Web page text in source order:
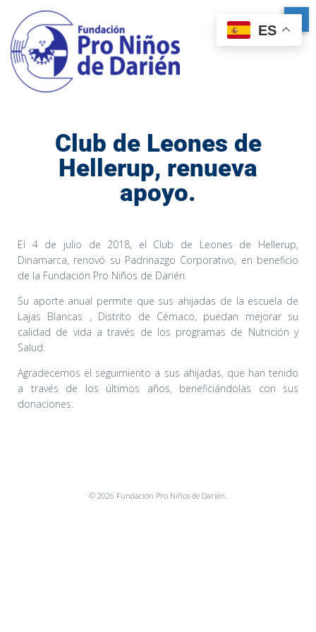
Club de Leones de
Hellerup, renueva
apoyo.
El 4 de julio de 2018, el Club de Leones de Hellerup,
Dinamarca, renovó su Padrinazgo Corporativo, en beneficio
de la Fundación Pro Niños de Darién.
Su aporte anual permite que sus ahijadas de la escuela de
Lajas Blancas , Distrito de Cémaco, puedan mejorar su
calidad de vida a través de los programas de Nutrición y
Salud.
Agradecemos el seguimiento a sus ahijadas, que han tenido
a través de los últimos años, beneficiándolas con sus
donaciones.
© 2026 Fundación Pro Niños de Darién.
ES